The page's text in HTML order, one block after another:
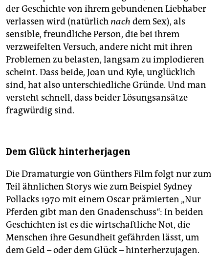
der Geschichte von ihrem gebundenen Liebhaber
verlassen wird (natürlich nach dem Sex), als
sensible, freundliche Person, die bei ihrem
verzweifelten Versuch, andere nicht mit ihren
Problemen zu belasten, langsam zu implodieren
scheint. Dass beide, Joan und Kyle, unglücklich
sind, hat also unterschiedliche Gründe. Und man
versteht schnell, dass beider Lösungsansätze
fragwürdig sind.
Dem Glück hinterherjagen
Die Dramaturgie von Günthers Film folgt nur zum
Teil ähnlichen Storys wie zum Beispiel Sydney
Pollacks 1970 mit einem Oscar prämierten „Nur
Pferden gibt man den Gnadenschuss“: In beiden
Geschichten ist es die wirtschaftliche Not, die
Menschen ihre Gesundheit gefährden lässt, um
dem Geld – oder dem Glück – hinterherzujagen.